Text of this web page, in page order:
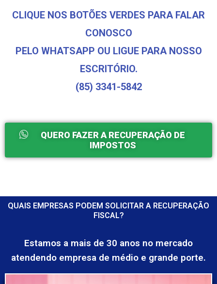
CLIQUE NOS BOTÕES VERDES PARA FALAR
CONOSCO
PELO WHATSAPP OU LIGUE PARA NOSSO
ESCRITÓRIO.
(85) 3341-5842
QUERO FAZER A RECUPERAÇÃO DE
IMPOSTOS
QUAIS EMPRESAS PODEM SOLICITAR A RECUPERAÇÃO
FISCAL?
Estamos a mais de 30 anos no mercado
atendendo empresa de médio e grande porte.